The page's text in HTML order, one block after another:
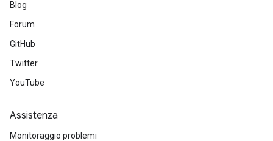
Blog
Forum
GitHub
Twitter
YouTube
Assistenza
Monitoraggio problemi